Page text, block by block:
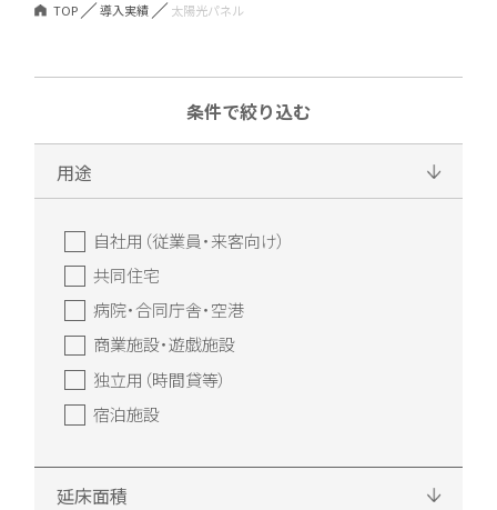
TOP 導入実績 太陽光パネル
条件で絞り込む
用途
自社用（従業員・来客向け）
共同住宅
病院・合同庁舎・空港
商業施設・遊戯施設
独立用（時間貸等）
宿泊施設
延床面積